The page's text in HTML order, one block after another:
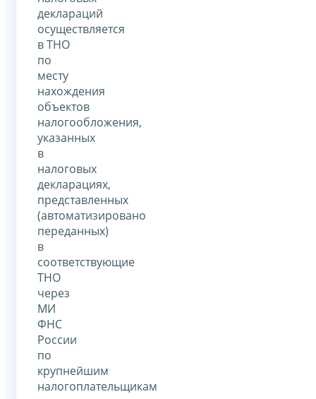
деклараций
осуществляется
в ТНО
по
месту
нахождения
объектов
налогообложения,
указанных
в
налоговых
декларациях,
представленных
(автоматизировано
переданных)
в
соответствующие
ТНО
через
МИ
ФНС
России
по
крупнейшим
налогоплательщикам